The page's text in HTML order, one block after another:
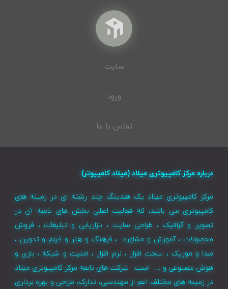
سایت
ورود
تماس با ما
درباره مرکز کامپیوتری میلاد (میلاد کامپیوتر)
مرکز کامپیوتری میلاد یک هلدینگ چند رشته ای در زمینه های
کامپیوتری می باشد، که فعالیت اصلی بخش های تابعه آن در
تصویر و گرافیک ، طراحی سایت ، بازاریابی و تبلیغات ، فروش
محصولات ، آموزش و مشاوره ، فرهنگ و هنر و فیلم و تدوین ،
صدا و موزیک ، سخت افزار ، نرم افزار ، امنیت و شبکه ، بازی و
هوش مصنوعی و … است. شرکت های تابعه مرکز کامپیوتری میلاد
در زمینه های مختلف اعم از مهندسی، تدارک، طراحی و بهره برداری